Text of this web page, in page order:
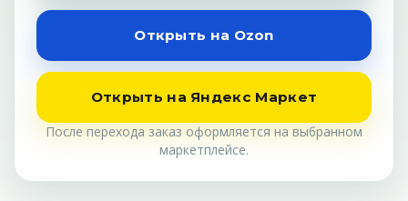
Открыть на Ozon
Открыть на Яндекс Маркет
После перехода заказ оформляется на выбранном
маркетплейсе.